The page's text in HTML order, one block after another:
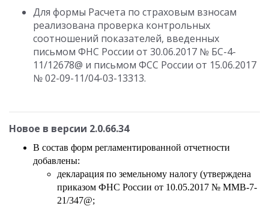
Для формы Расчета по страховым взносам
реализована проверка контрольных
соотношений показателей, введенных
письмом ФНС России от 30.06.2017 № БС-4-
11/12678@ и письмом ФСС России от 15.06.2017
№ 02-09-11/04-03-13313.
Новое в версии 2.0.66.34
В состав форм регламентированной отчетности
добавлены:
декларация по земельному налогу (утверждена
приказом ФНС России от 10.05.2017 № ММВ-7-
21/347@;